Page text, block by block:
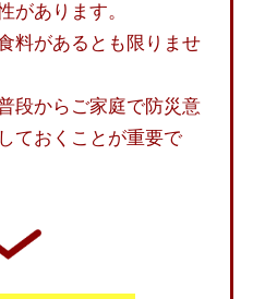
があります。
料があるとも限りませ
段からご家庭で防災意
ておくことが重要で